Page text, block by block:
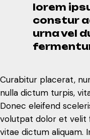
Curabitur placerat,
nulla dictum turpis,
Donec eleifend
ivamus malesuada
vestibulum
ante at, fermentum
lorem
constur
urna vel
Curabitur placerat,
nulla dictum turpis,
Donec eleifend
volutpat dolor et velit
vitae dictum aliquam.